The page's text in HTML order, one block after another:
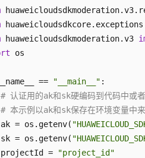
huaweicloudsdkcore.exceptions
huaweicloudsdkmoderation.v3
os
== "__main__" :
# 认证用的ak和sk硬编码到代码中或
# 本示例以ak和sk保存在环境变量中来
= os.getenv(
= os.getenv(
=
"project_id"